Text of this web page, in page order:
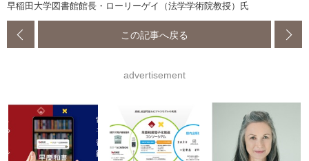
早稲田大学図書館館長・ローリーゲイ（法学学術院教授）氏
この記事へ戻る
advertisement